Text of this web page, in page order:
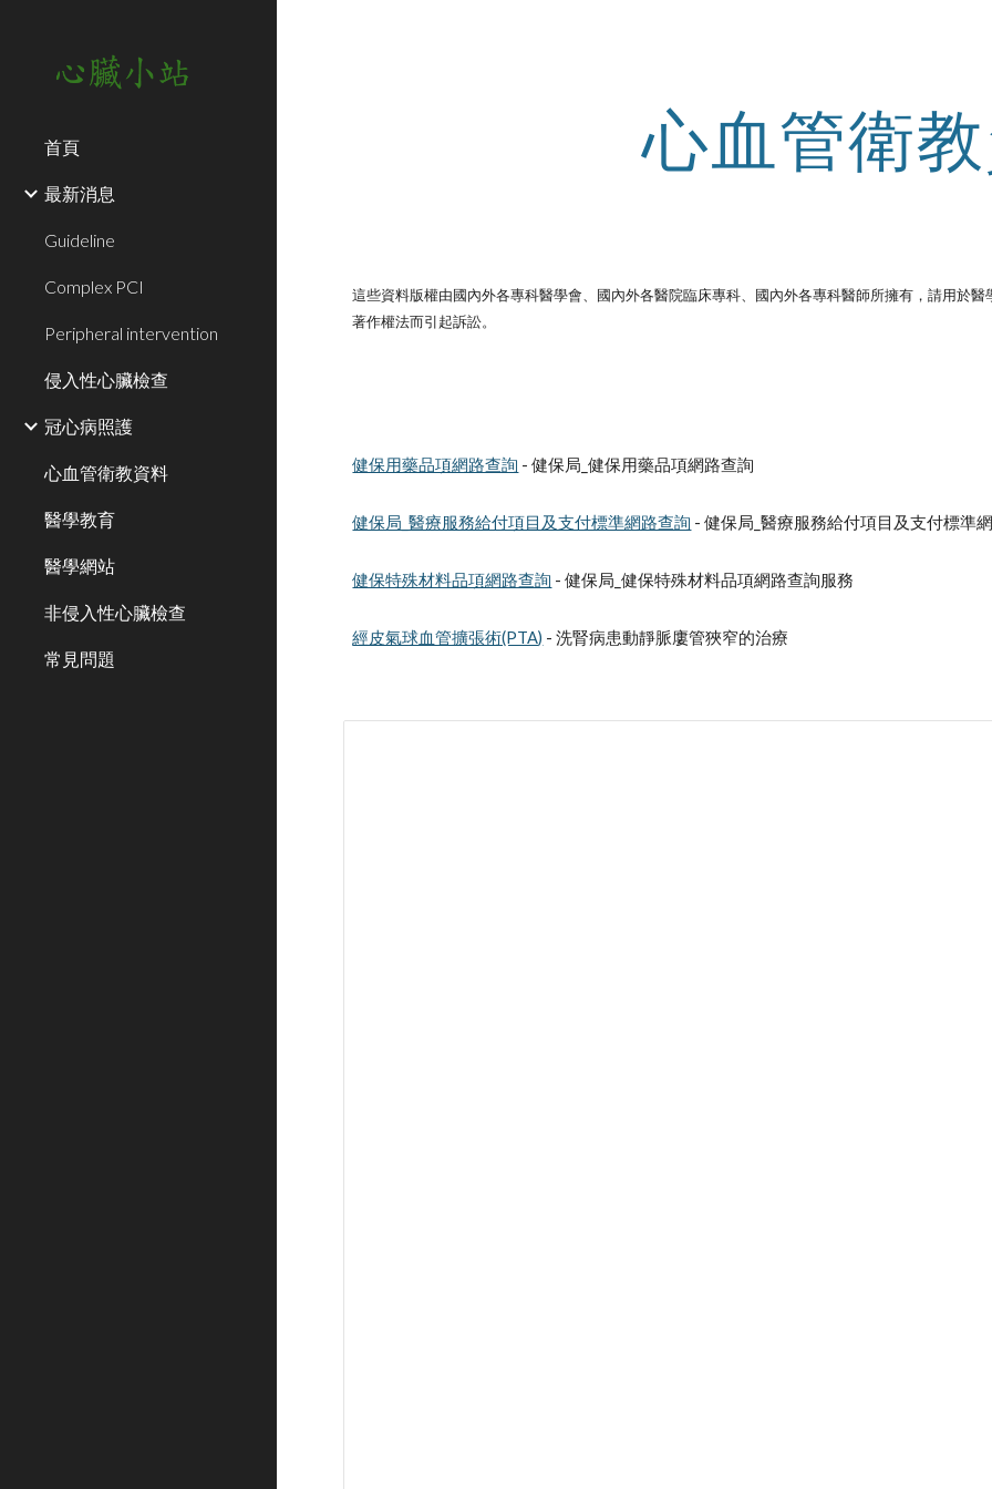
首頁
最新消息
Guideline
Complex PCI
Peripheral intervention
侵入性心臟檢查
冠心病照護
心血管衛教資料
醫學教育
醫學網站
非侵入性心臟檢查
常見問題
心血管衛
這些資料版權由國內外各專科醫學會、國內外各醫院臨床專科、國內外各專科醫師所擁有，請用於
著作權法而引起訴訟。
健保用藥品項網路查詢 - 健保局_健保用藥品項網路查詢
健保局_醫療服務給付項目及支付標準網路查詢 - 健保局_醫療服務給付項目及支付標準
健保特殊材料品項網路查詢 - 健保局_健保特殊材料品項網路查詢服務
經皮氣球血管擴張術(PTA) - 洗腎病患動靜脈廔管狹窄的治療